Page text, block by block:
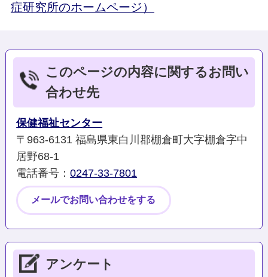
症研究所のホームページ）
このページの内容に関するお問い
合わせ先
保健福祉センター
〒963-6131 福島県東白川郡棚倉町大字棚倉字中
居野68-1
電話番号：0247-33-7801
メールでお問い合わせをする
アンケート